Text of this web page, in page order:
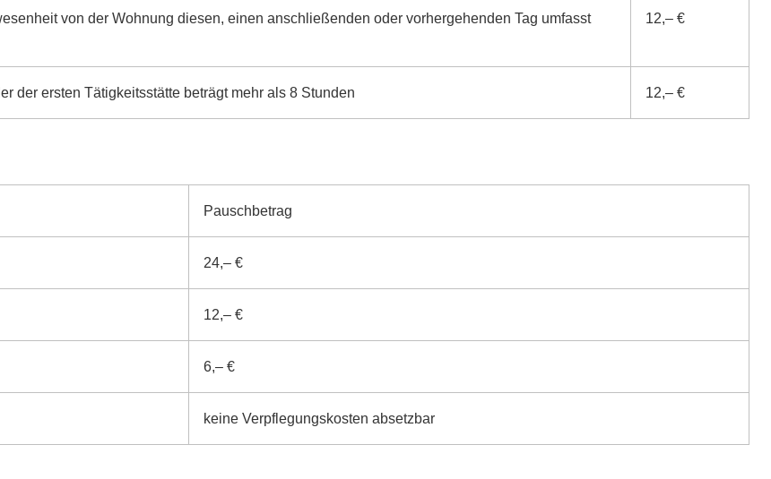
von der Wohnung diesen, einen anschließenden oder vorhergehenden Tag umfasst
12,– €
der ersten Tätigkeitsstätte beträgt mehr als 8 Stunden 12,– €
Pauschbetrag
24,– €
12,– €
6,– €
keine Verpflegungskosten absetzbar